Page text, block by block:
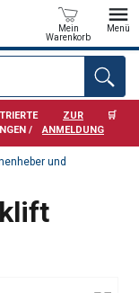
Mein
Warenkorb
Menü
/
ZUR
ANMELDUNG
🛒
und